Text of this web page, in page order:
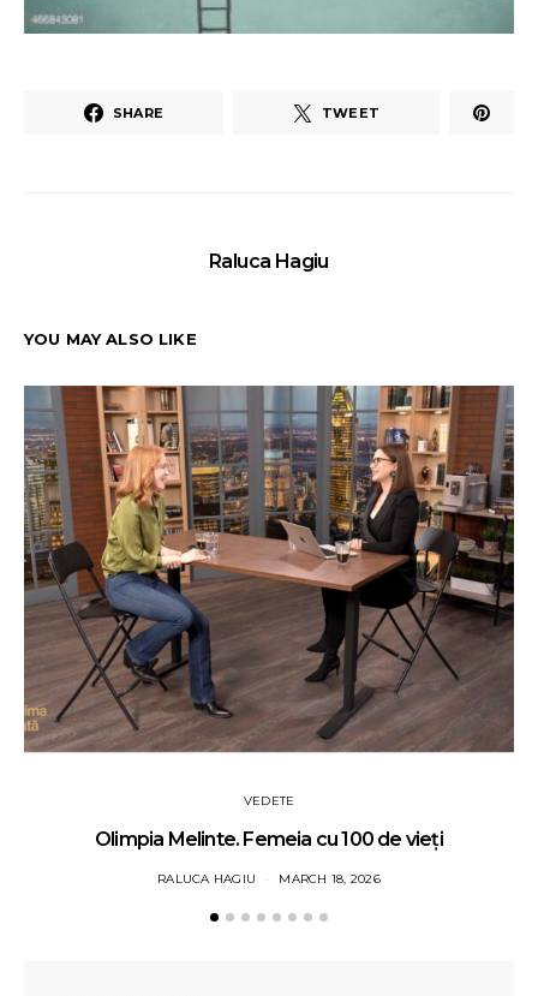
SHARE TWEET
Raluca Hagiu
YOU MAY ALSO LIKE
VEDETE
Olimpia Melinte. Femeia cu 100 de vieți
RALUCA HAGIU MARCH 18, 2026